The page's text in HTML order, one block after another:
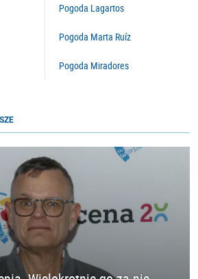
Pogoda Lagartos
Pogoda Marta Ruíz
Pogoda Miradores